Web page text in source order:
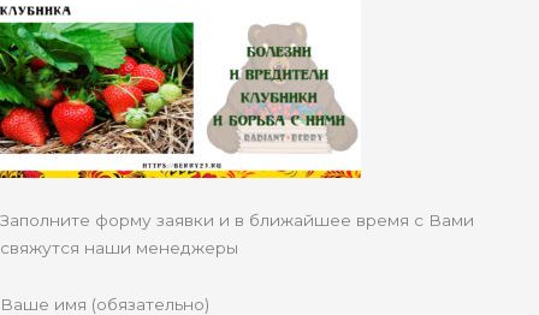
Заполните форму заявки и в ближайшее время с Вами
свяжутся наши менеджеры
Ваше имя (обязательно)